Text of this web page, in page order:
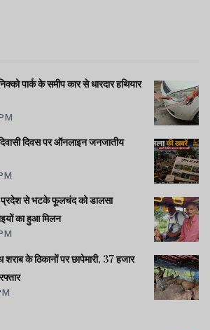
पार्क के समीप कार से धारदार हथियार
दिवस पर ऑनलाइन जनजातीय
से भटके फूलचंद को डालसा
का हुआ मिलन
के ठिकानों पर छापेमारी, 37 हजार